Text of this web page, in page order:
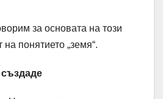
за основата на този
понятието „земя“.